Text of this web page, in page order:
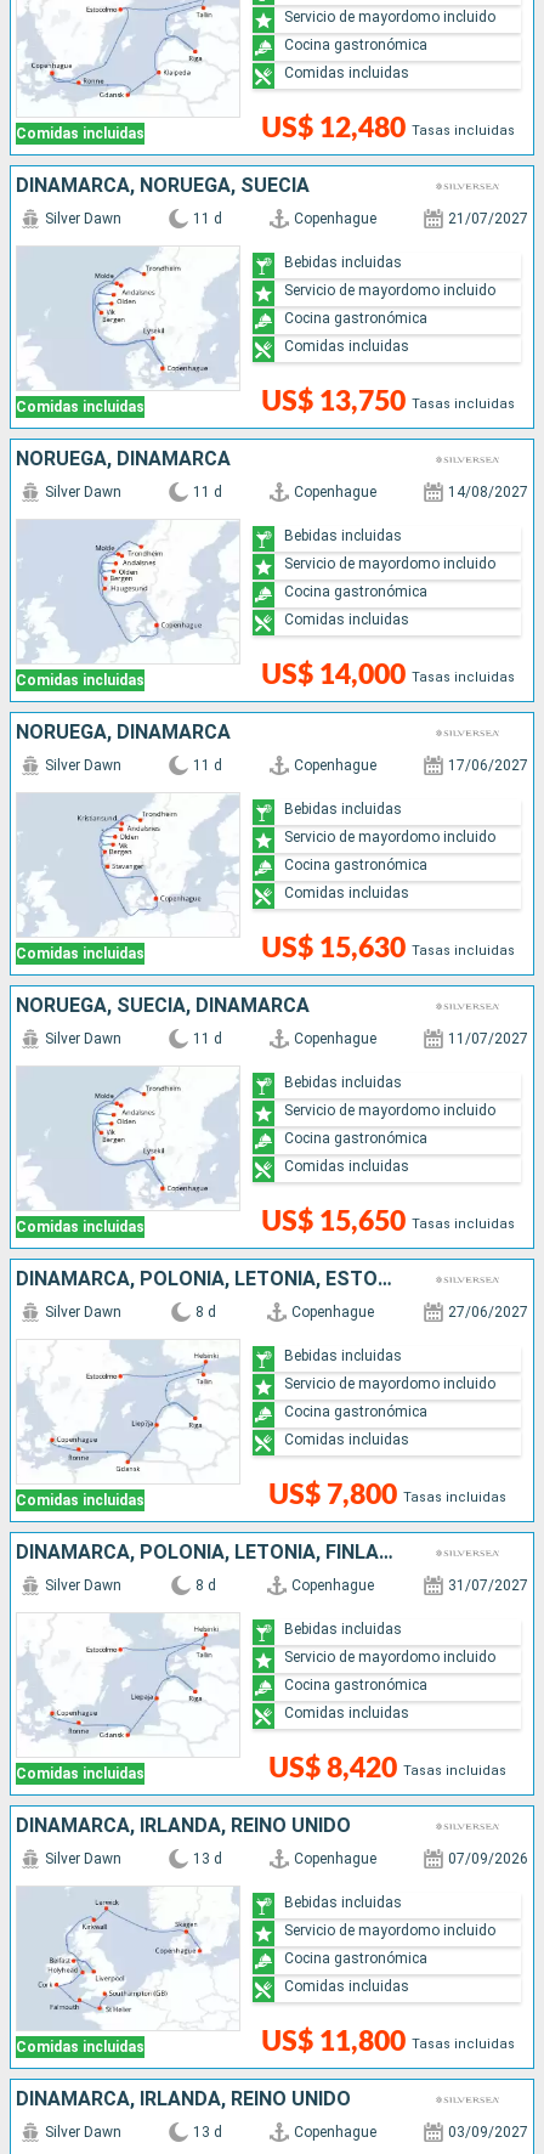
Comidas incluidas US$ 12,480 Tasas incluidas
Servicio de mayordomo incluido
Cocina gastronómica
Comidas incluidas
DINAMARCA, NORUEGA, SUECIA
Comidas incluidas
Silver Dawn 11 d Copenhague 21/07/2027
US$ 13,750 Tasas incluidas
Bebidas incluidas
Servicio de mayordomo incluido
Cocina gastronómica
Comidas incluidas
NORUEGA, DINAMARCA
Comidas incluidas
Silver Dawn 11 d Copenhague 14/08/2027
US$ 14,000 Tasas incluidas
Bebidas incluidas
Servicio de mayordomo incluido
Cocina gastronómica
Comidas incluidas
NORUEGA, DINAMARCA
Comidas incluidas
Silver Dawn 11 d Copenhague 17/06/2027
US$ 15,630 Tasas incluidas
Bebidas incluidas
Servicio de mayordomo incluido
Cocina gastronómica
Comidas incluidas
NORUEGA, SUECIA, DINAMARCA
Comidas incluidas
Silver Dawn 11 d Copenhague 11/07/2027
US$ 15,650 Tasas incluidas
Bebidas incluidas
Servicio de mayordomo incluido
Cocina gastronómica
Comidas incluidas
DINAMARCA, POLONIA, LETONIA, ESTONIA, FINLANDIA, SUECIA
Comidas incluidas
Silver Dawn 8 d Copenhague 27/06/2027
US$ 7,800 Tasas incluidas
Bebidas incluidas
Servicio de mayordomo incluido
Cocina gastronómica
Comidas incluidas
DINAMARCA, POLONIA, LETONIA, FINLANDIA, ESTONIA, SUECIA
Comidas incluidas
Silver Dawn 8 d Copenhague 31/07/2027
US$ 8,420 Tasas incluidas
Bebidas incluidas
Servicio de mayordomo incluido
Cocina gastronómica
Comidas incluidas
DINAMARCA, IRLANDA, REINO UNIDO
Comidas incluidas
Silver Dawn 13 d Copenhague 07/09/2026
US$ 11,800 Tasas incluidas
Bebidas incluidas
Servicio de mayordomo incluido
Cocina gastronómica
Comidas incluidas
DINAMARCA, IRLANDA, REINO UNIDO
Silver Dawn 13 d Copenhague 03/09/2027